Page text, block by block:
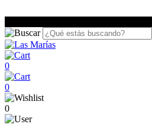
0
0
0